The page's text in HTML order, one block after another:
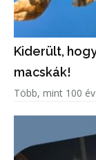
Kiderült,
macskák!
Több, mint 100